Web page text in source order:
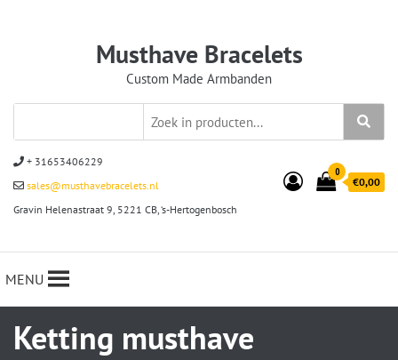
Musthave Bracelets
Custom Made Armbanden
+ 31653406229
sales@musthavebracelets.nl
Gravin Helenastraat 9, 5221 CB, ‘s-Hertogenbosch
0
€0,00
MENU
Ketting musthave